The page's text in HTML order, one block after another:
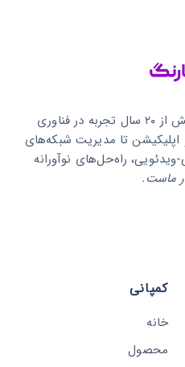
با بیش از ۲۰ سال تجربه در فناوری
تا مدیریت شبکه‌های
راه‌حل‌های نوآورانه
ماست.
کمپانی
خانه
محصول